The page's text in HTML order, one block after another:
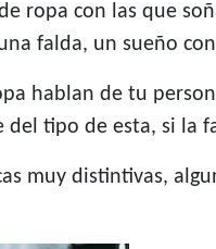
ropa con las que
falda, un sueño
hablan de tu
tipo de esta, si la
muy distintivas,